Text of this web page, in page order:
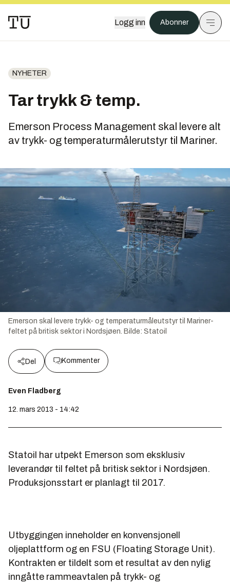
Logg inn Abonner
NYHETER
Tar trykk & temp.
Emerson Process Management skal levere alt
av trykk- og temperaturmålerutstyr til Mariner.
Emerson skal levere trykk- og temperaturmåleutstyr til Mariner-
feltet på britisk sektor i Nordsjøen. Bilde: Statoil
Del Kommenter
Even Fladberg
12. mars 2013 - 14:42
Statoil har utpekt Emerson som eksklusiv
leverandør til feltet på britisk sektor i Nordsjøen.
Produksjonsstart er planlagt til 2017.
Utbyggingen inneholder en konvensjonell
oljeplattform og en FSU (Floating Storage Unit).
Kontrakten er tildelt som et resultat av den nylig
inngåtte rammeavtalen på trykk- og